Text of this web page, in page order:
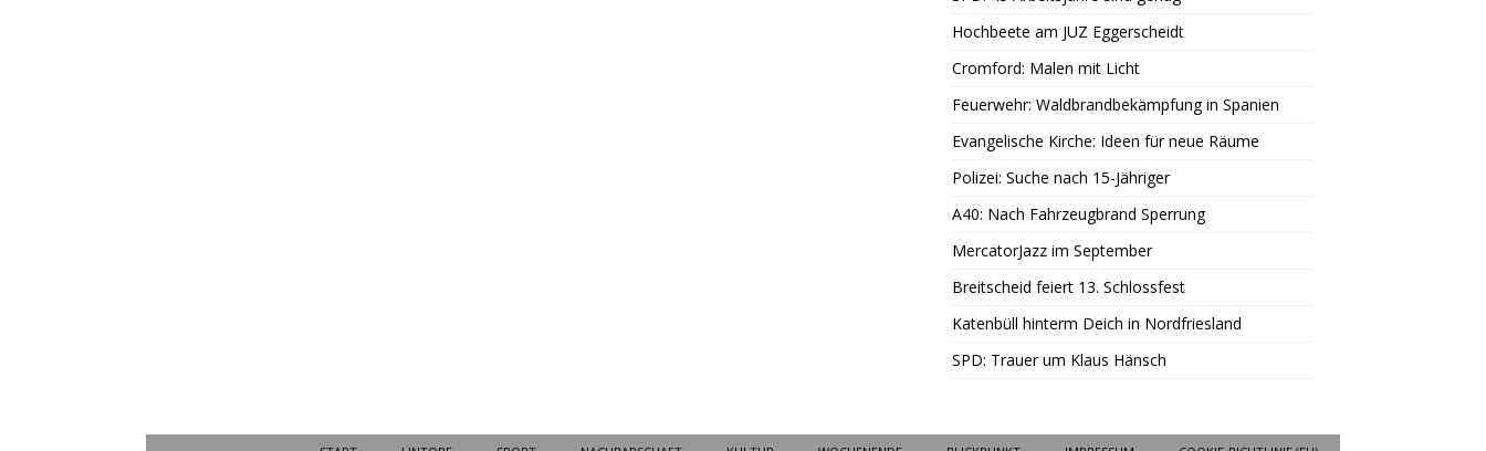
Hochbeete am JUZ Eggerscheidt
Cromford: Malen mit Licht
Feuerwehr: Waldbrandbekämpfung in Spanien
Evangelische Kirche: Ideen für neue Räume
Polizei: Suche nach 15-Jähriger
A40: Nach Fahrzeugbrand Sperrung
MercatorJazz im September
Breitscheid feiert 13. Schlossfest
Katenbüll hinterm Deich in Nordfriesland
SPD: Trauer um Klaus Hänsch